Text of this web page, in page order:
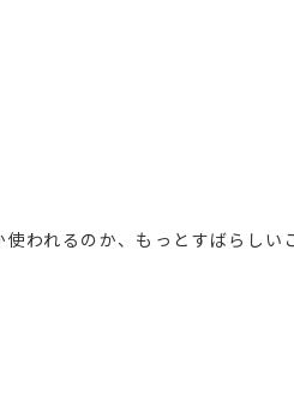
われるのか、もっとすばらしい